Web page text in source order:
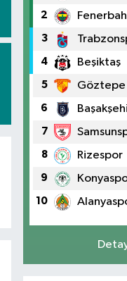
2
3
4 Beşiktaş
5 Göztepe
6
7
8 Rizespor
9
10